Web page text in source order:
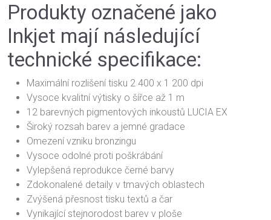
Produkty označené jako
Inkjet mají následující
technické specifikace:
Maximální rozlišení tisku 2 400 x 1 200 dpi
Vysoce kvalitní výtisky o šířce až 1 m
12 barevných pigmentových inkoustů LUCIA EX
Široký rozsah barev a jemné gradace
Omezení vzniku bronzingu
Vysoce odolné proti poškrábání
Vylepšená reprodukce černé barvy
Zdokonalené detaily v tmavých oblastech
Zvýšená přesnost tisku textů a čar
Vynikající stejnorodost barev v ploše